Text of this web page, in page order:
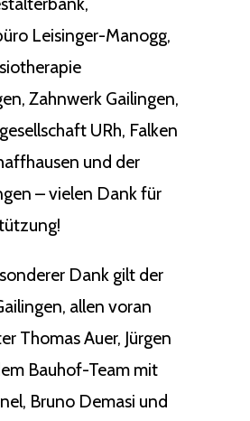
Leisinger-Manogg,
Zahnwerk Gailingen,
URh, Falken
und der
– vielen Dank für
Dank gilt der
allen voran
Thomas Auer, Jürgen
Bauhof-Team mit
Bruno Demasi und